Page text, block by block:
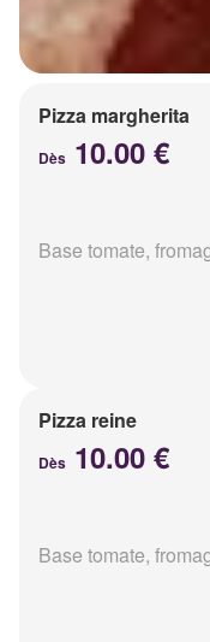
Pizza margherita
Dès 10.00 €
Base tomate,
Pizza reine
Dès 10.00 €
Base tomate,